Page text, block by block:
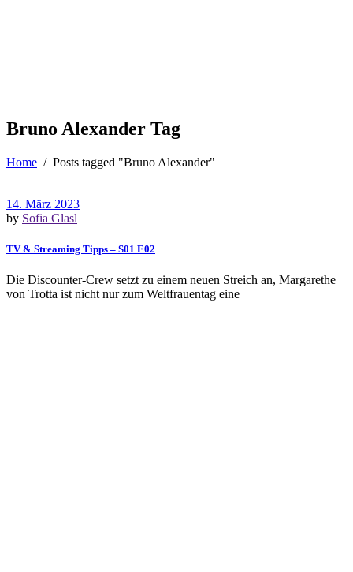
Bruno Alexander Tag
Home / Posts tagged "Bruno Alexander"
14. März 2023
by Sofia Glasl
TV & Streaming Tipps – S01 E02
Die Discounter-Crew setzt zu einem neuen Streich an, Margarethe
von Trotta ist nicht nur zum Weltfrauentag eine